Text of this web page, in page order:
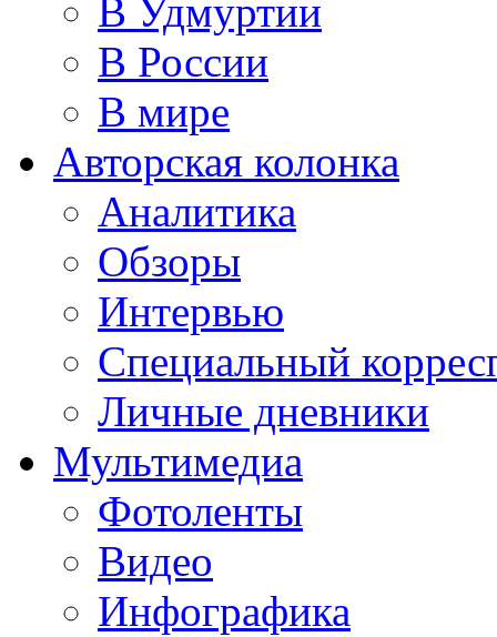
В Удмуртии
В России
В мире
Авторская колонка
Аналитика
Обзоры
Интервью
Специальный
Личные дневники
Мультимедиа
Фотоленты
Видео
Инфографика